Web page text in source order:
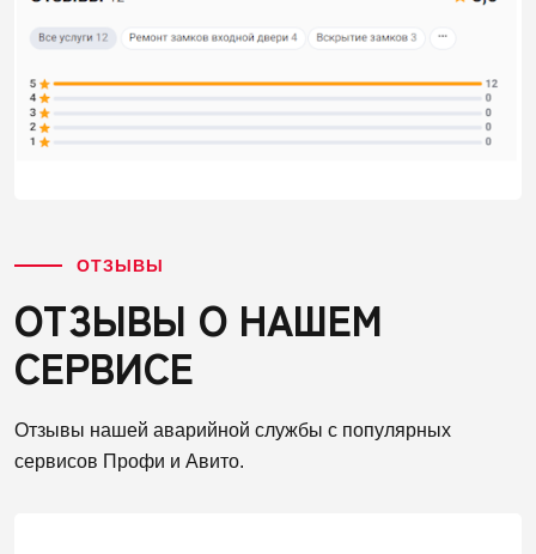
ОТЗЫВЫ
ОТЗЫВЫ О НАШЕМ
СЕРВИСЕ
Отзывы нашей аварийной службы с популярных
сервисов Профи и Авито.